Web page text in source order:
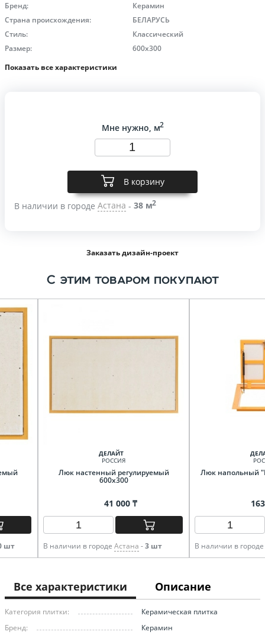
Бренд:
Керамин
Страна происхождения:
БЕЛАРУСЬ
Стиль:
Классический
Размер:
600х300
Показать все характеристики
Мне нужно, м2
В корзину
В наличии в городе Астана - 38 м2
Заказать дизайн-проект
С этим товаром покупают
шт
ДЕЛАЙТ
РОССИЯ
Люк настенный регулируемый
600х300
41 000 ₸
В наличии в городе Астана -3 шт
Люк напольный
В наличии в городе
Все характеристики Описание
Категория плитки:
Керамическая плитка
Бренд:
Керамин